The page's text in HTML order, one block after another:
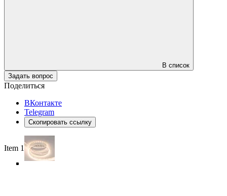
В список
Задать вопрос
Поделиться
ВКонтакте
Telegram
Скопировать ссылку
Item 1 of 5